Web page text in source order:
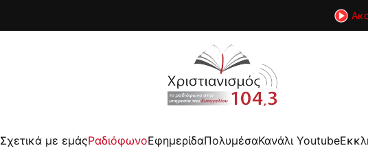
Σχετικά με εμάςΡαδιόφωνοΕφημερίδαΠολυμέσαΚανάλι Youtube